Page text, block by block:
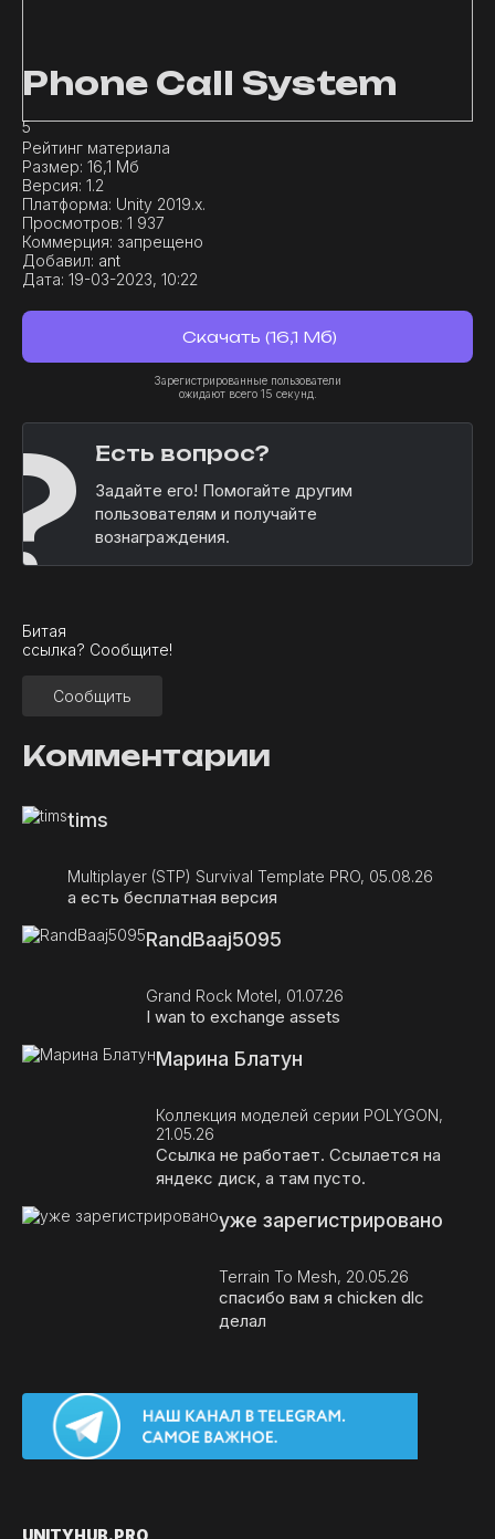
Phone Call System
5
Рейтинг материала
Размер: 16,1 Мб
Версия: 1.2
Платформа: Unity 2019.x.
Просмотров: 1 937
Коммерция: запрещено
Добавил: ant
Дата: 19-03-2023, 10:22
Скачать (16,1 Мб)
Зарегистрированные пользователи
ожидают всего 15 секунд.
Есть вопрос?
Задайте его! Помогайте другим
пользователям и получайте
вознаграждения.
Битая
ссылка? Сообщите!
Сообщить
Комментарии
tims
Multiplayer (STP) Survival Template PRO, 05.08.26
а есть бесплатная версия
RandBaaj5095
Grand Rock Motel, 01.07.26
I wan to exchange assets
Марина Блатун
Коллекция моделей серии POLYGON,
21.05.26
Ссылка не работает. Ссылается на
яндекс диск, а там пусто.
уже зарегистрировано
Terrain To Mesh, 20.05.26
спасибо вам я chicken dlc
делал
UNITYHUB.PRO